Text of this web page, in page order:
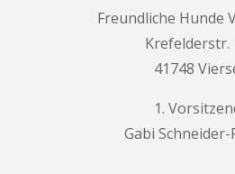
Freundliche Hunde
Krefelderstr.
41748
1.
Gabi